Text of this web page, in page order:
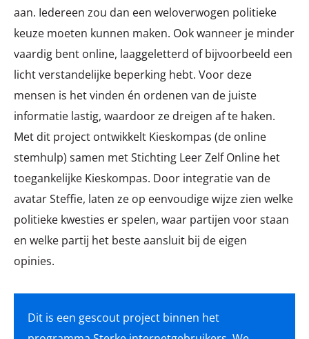
aan. Iedereen zou dan een weloverwogen politieke
keuze moeten kunnen maken. Ook wanneer je minder
vaardig bent online, laaggeletterd of bijvoorbeeld een
licht verstandelijke beperking hebt. Voor deze
mensen is het vinden én ordenen van de juiste
informatie lastig, waardoor ze dreigen af te haken.
Met dit project ontwikkelt Kieskompas (de online
stemhulp) samen met Stichting Leer Zelf Online het
toegankelijke Kieskompas. Door integratie van de
avatar Steffie, laten ze op eenvoudige wijze zien welke
politieke kwesties er spelen, waar partijen voor staan
en welke partij het beste aansluit bij de eigen
opinies.
Dit is een gescout project binnen het